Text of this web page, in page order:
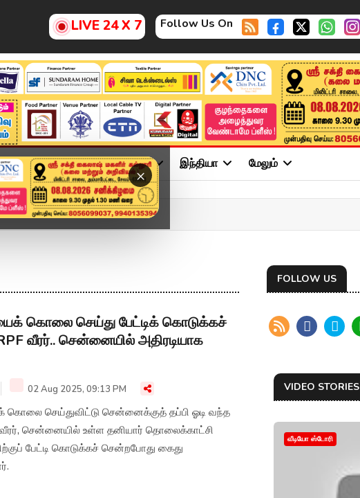
LIVE 24 X 7 Follow Us On
×
அரசியல் விளையாட்டு இந்தியா மேலும்
கொலை செய்து பேட்டிக் கொடுக்கச்
வீரர்.. சென்னையில் அதிரடியாக
02 Aug 2025, 09:13 PM
செய்துவிட்டு சென்னைக்குத் தப்பி ஓடி வந்த
வீரர், சென்னையில் உள்ள தனியார் தொலைக்காட்சி
பேட்டி கொடுக்கச் சென்றபோது கைது
FOLLOW US
VIDEO STORIES
வீடியோ ஸ்டோரி